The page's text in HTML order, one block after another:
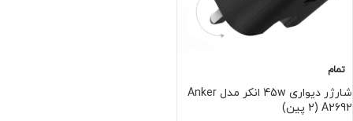
تمام
شارژر دیواری 45w انکر مدل Anker
A2692 (2 پین)